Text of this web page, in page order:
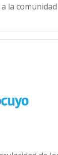
la comunidad